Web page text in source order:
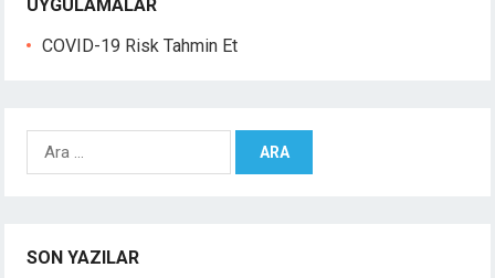
UYGULAMALAR
COVID-19 Risk Tahmin Et
:SON YAZILAR